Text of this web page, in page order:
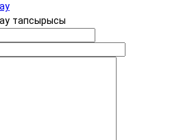
тапсырысы